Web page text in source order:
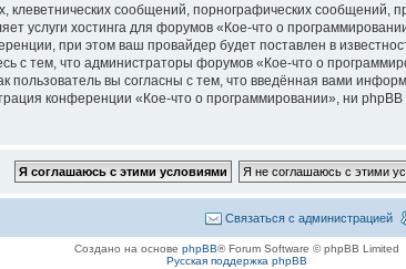
сообщений, порнографических сообщений,
услуги хостинга для форумов «Кое-что о
при этом ваш провайдер будет поставлен в
с тем, что администраторы форумов «Кое-что о
вы согласны с тем, что введённая вами
конференции «Кое-что о программировании», ни
Связаться с администрацией
Создано на основе phpBB® Forum Software © phpBB Limited
Русская поддержка phpBB